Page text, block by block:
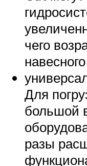
чего
Для
большой
разы